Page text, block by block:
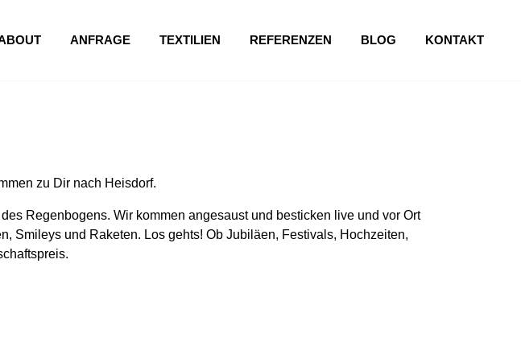
ANFRAGE TEXTILIEN REFERENZEN BLOG KONTAKT
zu Dir nach Heisdorf.
Regenbogens. Wir kommen angesaust und besticken live und vor Ort
Smileys und Raketen. Los gehts! Ob Jubiläen, Festivals, Hochzeiten,